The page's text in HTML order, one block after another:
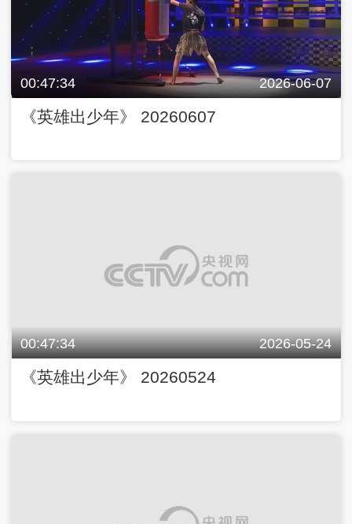
00:47:34 2026-06-07
《英雄出少年》 20260607
00:47:34 2026-05-24
《英雄出少年》 20260524